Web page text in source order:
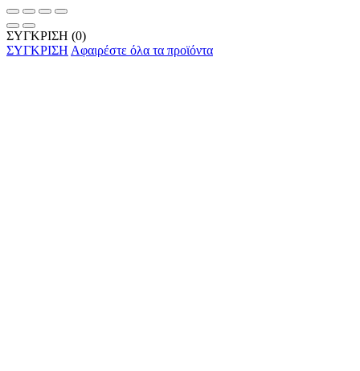
ΣΥΓΚΡΙΣΗ (0)
ΣΥΓΚΡΙΣΗ Αφαιρέστε όλα τα προϊόντα